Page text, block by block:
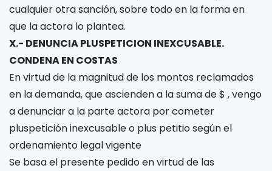
cualquier otra sanción, sobre todo en la forma en
que la actora lo plantea.
X.- DENUNCIA PLUSPETICION INEXCUSABLE.
CONDENA EN COSTAS
En virtud de la magnitud de los montos reclamados
en la demanda, que ascienden a la suma de $ , vengo
a denunciar a la parte actora por cometer
pluspetición inexcusable o plus petitio según el
ordenamiento legal vigente
Se basa el presente pedido en virtud de las